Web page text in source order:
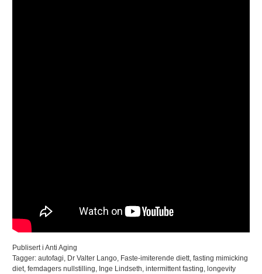
Publisert i Anti Aging
Tagger: autofagi Dr Valter Lango, Faste-imiterende diett, fasting mimicking
diet, femdagers nullstilling Inge Lindseth intermittent fasting longevity